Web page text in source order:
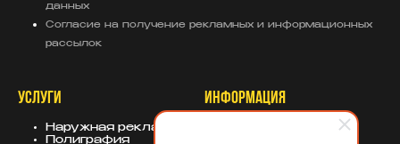
данных
Согласие на получение рекламных и информационных
рассылок
УСЛУГИ
Наружная реклама
Полиграфия
ИНФОРМАЦИЯ